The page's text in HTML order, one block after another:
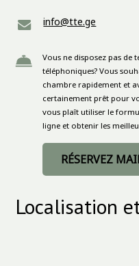
info@tte.ge
Vous ne disposez pas de
téléphoniques? Vous
chambre rapidement et
certainement prêt pour
vous plaît utiliser le
ligne et obtenir les
RÉSERVEZ
Localisation